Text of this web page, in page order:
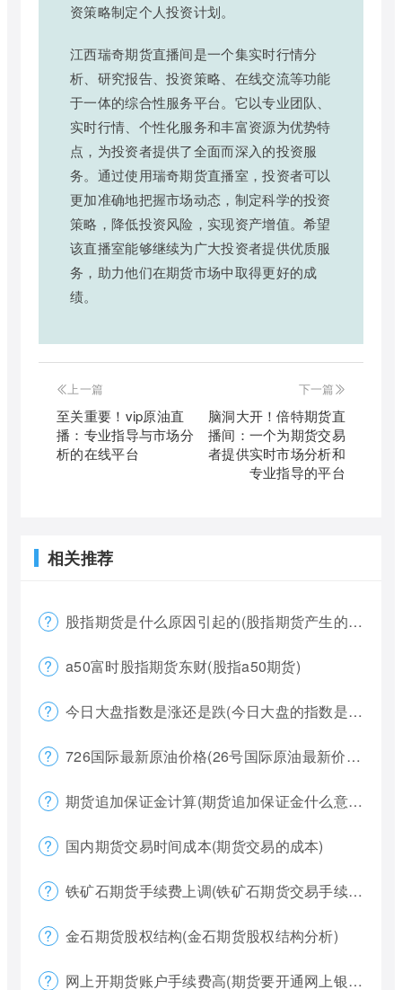
资策略制定个人投资计划。
江西瑞奇期货直播间是一个集实时行情分
析、研究报告、投资策略、在线交流等功能
于一体的综合性服务平台。它以专业团队、
实时行情、个性化服务和丰富资源为优势特
点，为投资者提供了全面而深入的投资服
务。通过使用瑞奇期货直播室，投资者可以
更加准确地把握市场动态，制定科学的投资
策略，降低投资风险，实现资产增值。希望
该直播室能够继续为广大投资者提供优质服
务，助力他们在期货市场中取得更好的成
绩。
上一篇
至关重要！vip原油直
播：专业指导与市场分
析的在线平台
下一篇
脑洞大开！倍特期货直
播间：一个为期货交易
者提供实时市场分析和
专业指导的平台
相关推荐
股指期货是什么原因引起的(股指期货产生的原因)
a50富时股指期货东财(股指a50期货)
今日大盘指数是涨还是跌(今日大盘的指数是多少)
726国际最新原油价格(26号国际原油最新价格)
期货追加保证金计算(期货追加保证金什么意思)
国内期货交易时间成本(期货交易的成本)
铁矿石期货手续费上调(铁矿石期货交易手续费多少)
金石期货股权结构(金石期货股权结构分析)
网上开期货账户手续费高(期货要开通网上银行)